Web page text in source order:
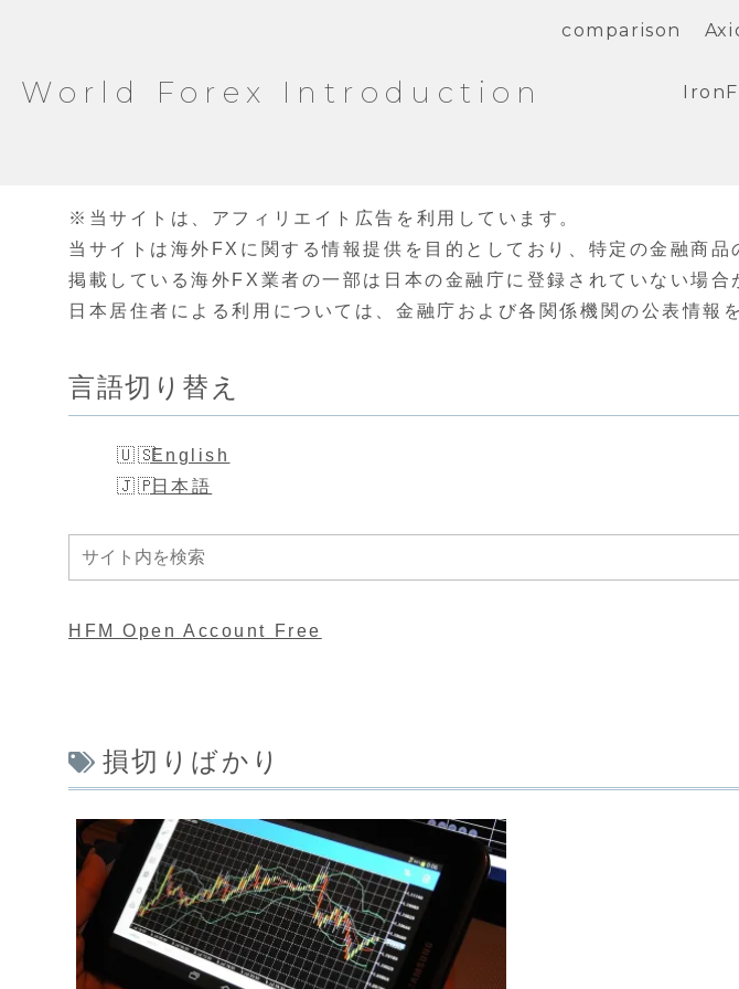
World Forex Introduction
comparison
※当サイトは、アフィリエイト広告を利用しています。
当サイトは海外FXに関する情報提供を目的としており、特定の金融商品
掲載している海外FX業者の一部は日本の金融庁に登録されていない場合
日本居住者による利用については、金融庁および各関係機関の公表情報
言語切り替え
English
日本語
HFM Open Account Free
損切りばかり